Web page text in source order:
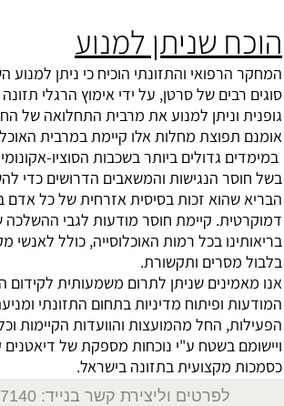
הוכח שניתן למנוע
המחקר הרפואי והתזונתי הוכיח כי ניתן
סוגים רבים של סרטן, על ידי אימוץ הרגלי
גופנית וניתן למנוע את מרבית התחלואה של
אומנם תפוצת מחלות אלו קיימת במרבית
במימדים גדולים ביותר בשכבות הסוציו-
בשל חוסר הנגישות והמשאבים הדרושים כדי
הבריא שהוא זכות בסיסית אזרחית של כל אדם
דמוקרטית. קיימת חוסר מודעות לגבי
בריאותינו בכל רמות האוכלוסייה, כולל לאנשי
בלבול מסרים ותקשורת.
אנו מאמינים שניתן לתרום משמעותית לקידום
המודעות ופיתוח מדיניות בתחום התזונתי
הפעילות, החל מהמועצות והוועדות הקיימות
ויישומם בשטח ע"י נוכחות מספקת של דיאטנים
כסמכות מקצועית בתזונה בישראל.
לפרטים וליצירת קשר בנייד: 052-8567140